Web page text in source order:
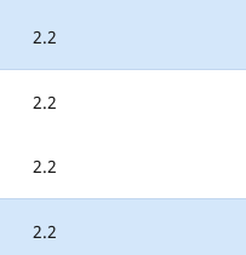
2.2
2.2
2.2
2.2